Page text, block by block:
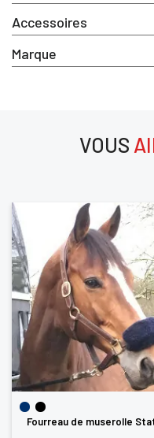
Accessoires
Marque
VOUS
Fourreau de muserolle